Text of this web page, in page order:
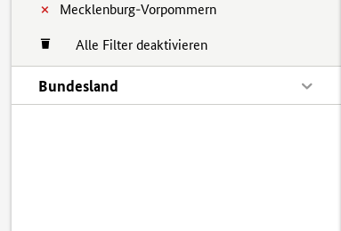
Mecklenburg-Vorpommern
Alle Filter deaktivieren
Bundesland